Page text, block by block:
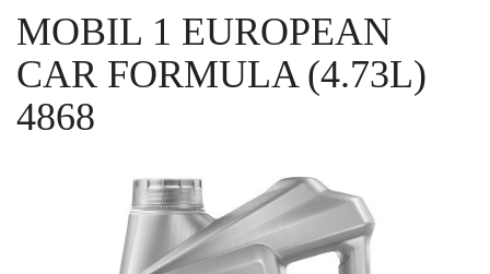
MOBIL 1 EUROPEAN
CAR FORMULA (4.73L)
4868